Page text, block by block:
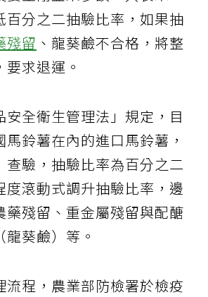
百分之二抽驗比率，如果抽
殘留 、龍葵鹼不合格，將整
求退運。
安全衛生管理法」規定，目
鈴薯在內的進口馬鈴薯，
查驗，抽驗比率為百分之二
度滾動式調升抽驗比率，邊
藥殘留、重金屬殘留與配醣
葵鹼）等。
流程，農業部防檢署於檢疫